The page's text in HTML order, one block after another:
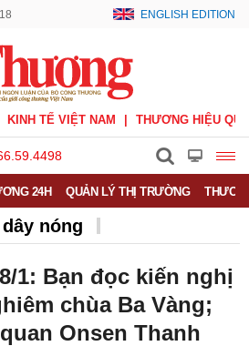
ENGLISH EDITION
KINH TẾ VIỆT NAM THƯƠNG HIỆU
24H QUẢN LÝ THỊ TRƯỜNG
nóng
1: Bạn đọc kiến nghị
chùa Ba Vàng;
Onsen Thanh